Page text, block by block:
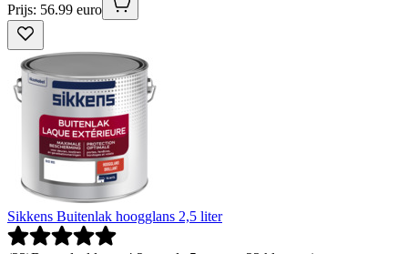
Prijs: 56.99 euro
Sikkens Buitenlak hoogglans 2,5 liter